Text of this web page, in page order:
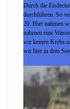
Durch die
durchführen. So
20. Hier nahmen
nahmen eine
wir keinen Krebs
wir hier in dem